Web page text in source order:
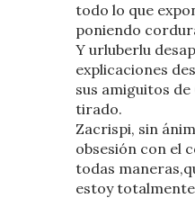
todo lo que
poniendo
Y urluberlu
explicaciones
sus amiguitos
tirado.
Zacrispi, sin
obsesión con el
todas
estoy